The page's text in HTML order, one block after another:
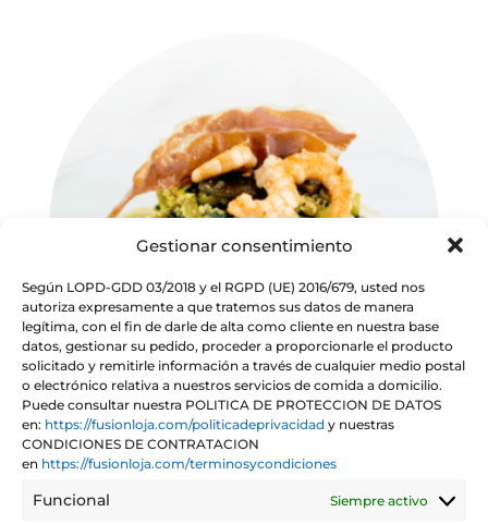
Gestionar consentimiento
Según LOPD-GDD 03/2018 y el RGPD (UE) 2016/679, usted nos
autoriza expresamente a que tratemos sus datos de manera
legítima, con el fin de darle de alta como cliente en nuestra base
datos, gestionar su pedido, proceder a proporcionarle el producto
solicitado y remitirle información a través de cualquier medio postal
o electrónico relativa a nuestros servicios de comida a domicilio.
Puede consultar nuestra POLITICA DE PROTECCION DE DATOS
en: https://fusionloja.com/politicadeprivacidad y nuestras
CONDICIONES DE CONTRATACION
en https://fusionloja.com/terminosycondiciones
Funcional Siempre activo
REVUELTO DE CALABACÍN
€13,50